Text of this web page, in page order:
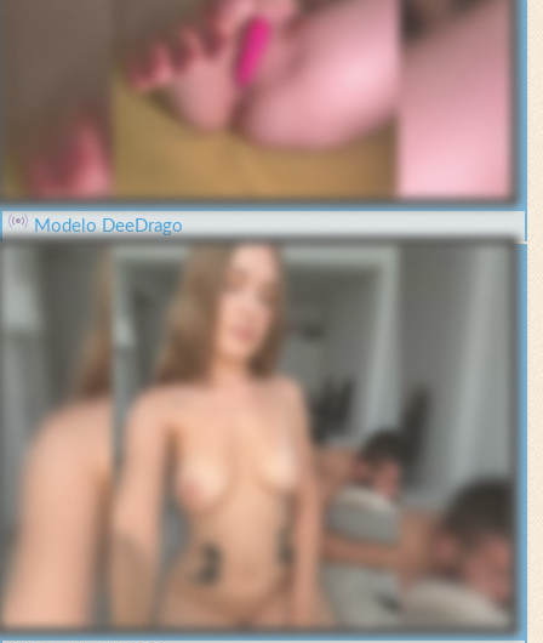
Modelo DeeDrago